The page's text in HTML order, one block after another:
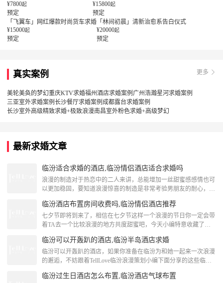
¥7800起
预定
¥15800起
预定
「飞翼车」网红爆款时尚货车求婚
¥15000起
预定
「林间初晨」清新治愈系告白仪式
¥20000起
预定
真实案例 更多
美轮美奂的梦幻重庆KTV求婚福州酒店求婚案例广州浩瀚星河求婚案例
三亚室外求婚案例长沙餐厅求婚案例成都露台求婚案例
长沙室外高级精致求婚+极致浪漫南昌室外粉色求婚+高级梦幻
最新求婚文章
临汾适合求婚的酒店,临汾情侣酒店适合求婚吗
浪漫的制造对于热恋中的二人来讲，总能增加一丝甜蜜感感情也可
以更加稳固，要知道浪漫惊喜的制造是非常考验男朋友的耐心，在
TellLove临汾浪漫策划一起来看看关于临汾适合求婚的酒店的内容
推荐吧！临汾情侣酒店适合求婚吗洪洞锦泰商务酒店洪洞锦泰商务
酒店地处涧桥南街中段路西，毗邻大槐树、广胜寺、苏三监狱等旅
临汾酒店布置房间收费吗,临汾情侣酒店推荐
七夕节即将到来了，相信在七夕节这样一个浪漫的节日你一定会带
着TA去一个比较浪漫的地方共度甜蜜吧，今天小编特意收藏了关
间收费吗壶口观景楼大酒店必读酒店距离黄河壶口瀑布国家地质公
园有0.4公里。酒店距离中市景区4.9公里。贴士酒店周边有停车
场，自驾游也很方便。酒店的红烧黄河鲤鱼很美味，值得一试。
临汾可以开轰趴的酒店,临汾半岛酒店求婚
临汾可以开轰趴的酒店，如果你准备在临汾为和她一起来一次浪漫
的邂逅，不妨跟着TellLove临汾浪漫策划小编下面分享的这些临汾
店求婚襄汾红土地商务会馆襄汾红土地商务会馆位于南大街北侧，
临汾过生日酒店怎么布置,临汾酒店气球布置